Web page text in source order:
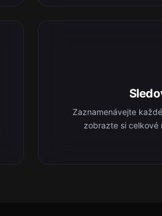
Zaznamenávejte
zobrazte si